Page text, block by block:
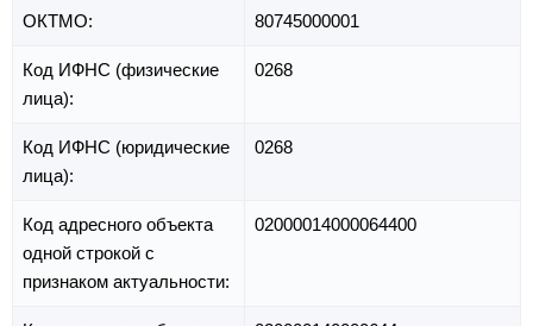
ОКТМО: 80745000001
Код ИФНС (физические
лица):
0268
Код ИФНС (юридические
лица):
0268
Код адресного объекта
одной строкой с
признаком актуальности:
02000014000064400